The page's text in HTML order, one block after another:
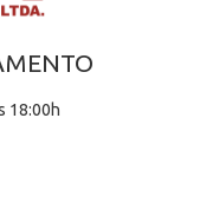
18:00h